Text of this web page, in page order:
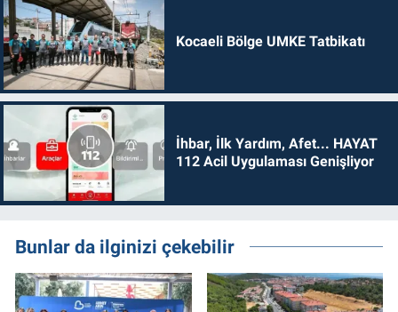
Kocaeli Bölge UMKE Tatbikatı
İhbar, İlk Yardım, Afet... HAYAT
112 Acil Uygulaması Genişliyor
Bunlar da ilginizi çekebilir